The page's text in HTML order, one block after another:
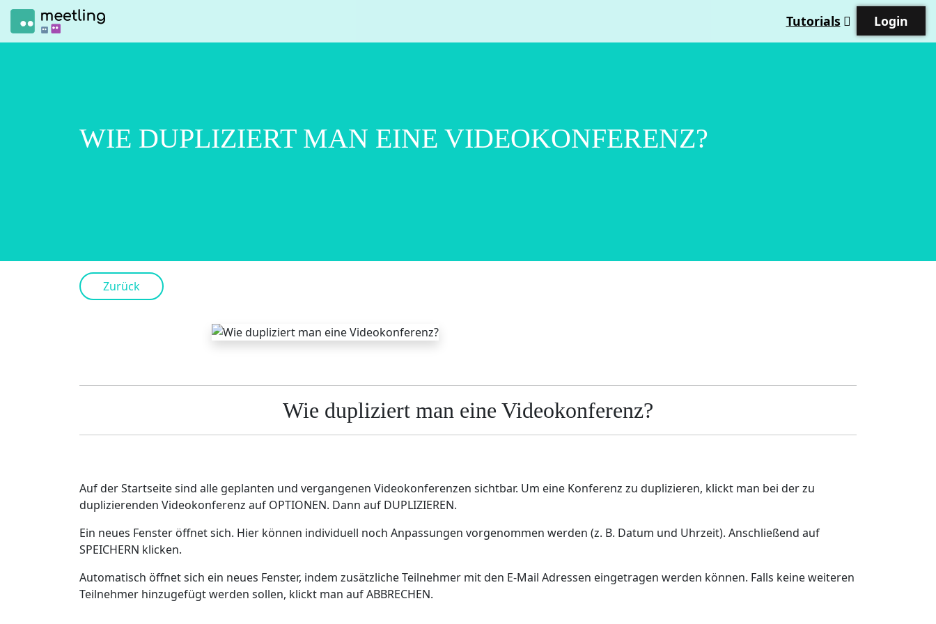
Tutorials Login
WIE DUPLIZIERT MAN EINE VIDEOKONFERENZ?
Zurück
Wie dupliziert man eine Videokonferenz?
Auf der Startseite sind alle geplanten und vergangenen Videokonferenzen sichtbar. Um eine Konferenz zu duplizieren, klickt man bei der zu
duplizierenden Videokonferenz auf OPTIONEN. Dann auf DUPLIZIEREN.
Ein neues Fenster öffnet sich. Hier können individuell noch Anpassungen vorgenommen werden (z. B. Datum und Uhrzeit). Anschließend auf
SPEICHERN klicken.
Automatisch öffnet sich ein neues Fenster, indem zusätzliche Teilnehmer mit den E-Mail Adressen eingetragen werden können. Falls keine weiteren
Teilnehmer hinzugefügt werden sollen, klickt man auf ABBRECHEN.